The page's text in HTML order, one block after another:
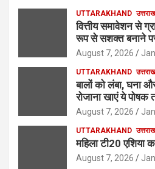
UTTARAKHAND
वित्तीय समावेशन से
रूप से सशक्त बनाने
August 7, 2026
UTTARAKHAND
बालों को लंबा, घना
रोजाना खाएं ये
August 7, 2026
UTTARAKHAND
महिला टी20
August 7, 2026